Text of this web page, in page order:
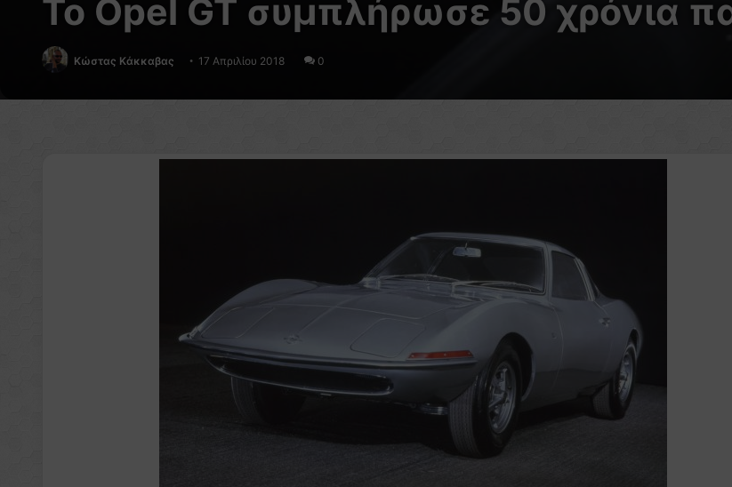
To Opel GT συμπλήρωσε 50 χρόνια
Κώστας Κάκκαβας 17 Απριλίου 2018 0